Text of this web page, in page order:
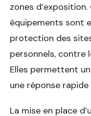
zones
équipements sont
protection des
personnels, contre
Elles permettent
une réponse
La mise en place